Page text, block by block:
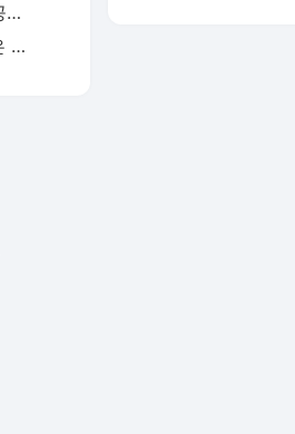
1일부터 전국 경로당서 ‘주5일’ 식사 제공…국비 38억 지원
과속걸리자 단속카메라 과수원에 파묻은 택시기사, 뒤늦은 후회